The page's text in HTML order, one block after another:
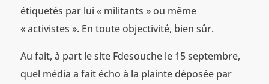
étiquetés par lui « militants » ou même
« activistes ». En toute objectivité, bien sûr.
Au fait, à part le site Fdesouche le 15 septembre,
quel média a fait écho à la plainte déposée par